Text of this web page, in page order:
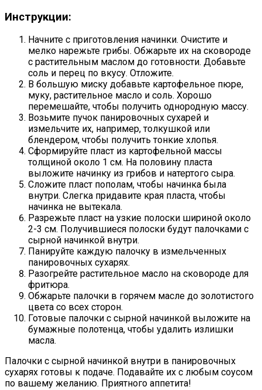
Инструкции:
Начните с приготовления начинки. Очистите и
мелко нарежьте грибы. Обжарьте их на сковороде
с растительным маслом до готовности. Добавьте
соль и перец по вкусу. Отложите.
В большую миску добавьте картофельное пюре,
муку, растительное масло и соль. Хорошо
перемешайте, чтобы получить однородную массу.
Возьмите пучок панировочных сухарей и
измельчите их, например, толкушкой или
блендером, чтобы получить тонкие хлопья.
Сформируйте пласт из картофельной массы
толщиной около 1 см. На половину пласта
выложите начинку из грибов и натертого сыра.
Сложите пласт пополам, чтобы начинка была
внутри. Слегка придавите края пласта, чтобы
начинка не вытекала.
Разрежьте пласт на узкие полоски шириной около
2-3 см. Получившиеся полоски будут палочками с
сырной начинкой внутри.
Панируйте каждую палочку в измельченных
панировочных сухарях.
Разогрейте растительное масло на сковороде для
фритюра.
Обжарьте палочки в горячем масле до золотистого
цвета со всех сторон.
Готовые палочки с сырной начинкой выложите на
бумажные полотенца, чтобы удалить излишки
масла.
Палочки с сырной начинкой внутри в панировочных
сухарях готовы к подаче. Подавайте их с любым соусом
по вашему желанию. Приятного аппетита!